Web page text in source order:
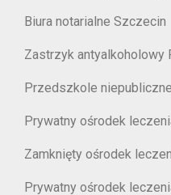
Biura notarialne Szczecin
Zastrzyk antyalkoholowy
Przedszkole
Prywatny ośrodek
Zamknięty ośrodek
Prywatny ośrodek